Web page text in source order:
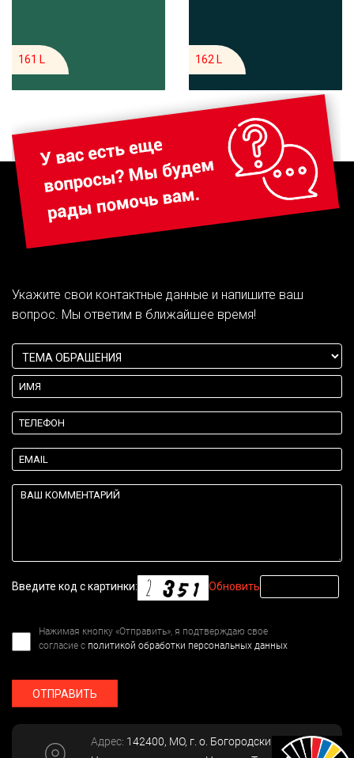
161 L 162 L
Укажите свои контактные данные и напишите ваш
вопрос. Мы ответим в ближайшее время!
Введите код с картинки: Обновить
Нажимая кнопку «Отправить», я подтверждаю свое
согласие с политикой обработки персональных данных
ОТПРАВИТЬ
Адрес: 142400, МО, г. о. Богородский, г.